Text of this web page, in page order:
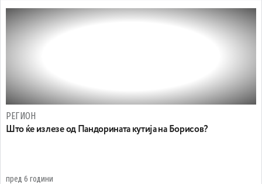
РЕГИОН
Што ќе излезе од Пандорината кутија на Борисов?
пред 6 години